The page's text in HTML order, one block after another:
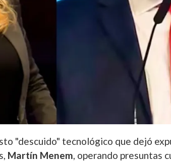
"descuido" tecnológico que dejó
Martín Menem, operando presuntas